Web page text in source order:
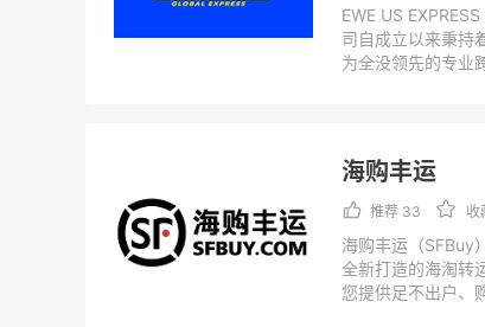
EWE US
司自成立以来秉持
为全没领先的专业
海购丰运
推荐 33 收
海购丰运（SFBuy
全新打造的海淘转
您提供足不出户、